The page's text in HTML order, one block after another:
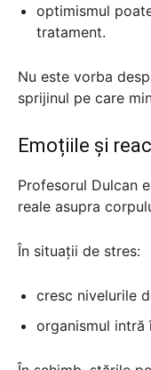
optimismul
tratament.
Nu este vorba
sprijinul pe care
Emoțiile și
Profesorul Dulcan
reale asupra
În situații de stres:
cresc nivelurile
organismul intră